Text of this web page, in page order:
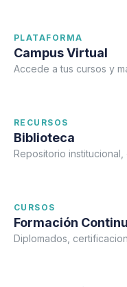
PLATAFORMA
Campus Virtual
Accede a tus cursos y
RECURSOS
Biblioteca
Repositorio institucional,
CURSOS
Formación
Diplomados,